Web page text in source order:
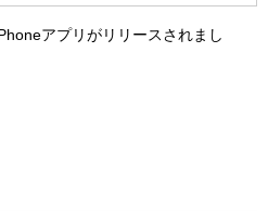
アプリがリリースされまし